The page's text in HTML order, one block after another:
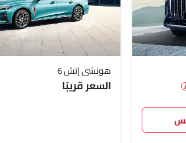
هونشي إتش 6
السعر قريبًا